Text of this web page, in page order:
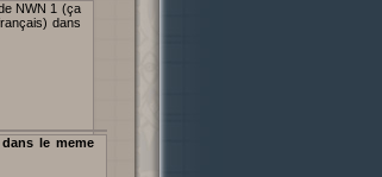
NWN 1 (ça
dans
le meme